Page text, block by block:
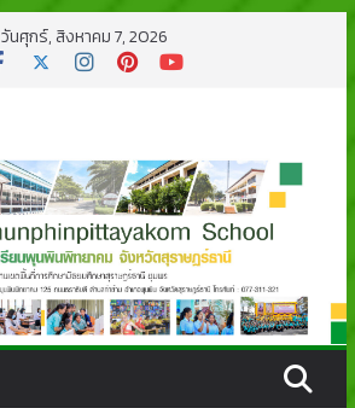
วันศุกร์, สิงหาคม 7, 2026